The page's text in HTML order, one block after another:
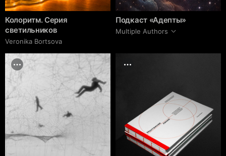
Колоритм. Серия
светильников
Veronika Bortsova
Подкаст «Адепты»
Multiple Authors